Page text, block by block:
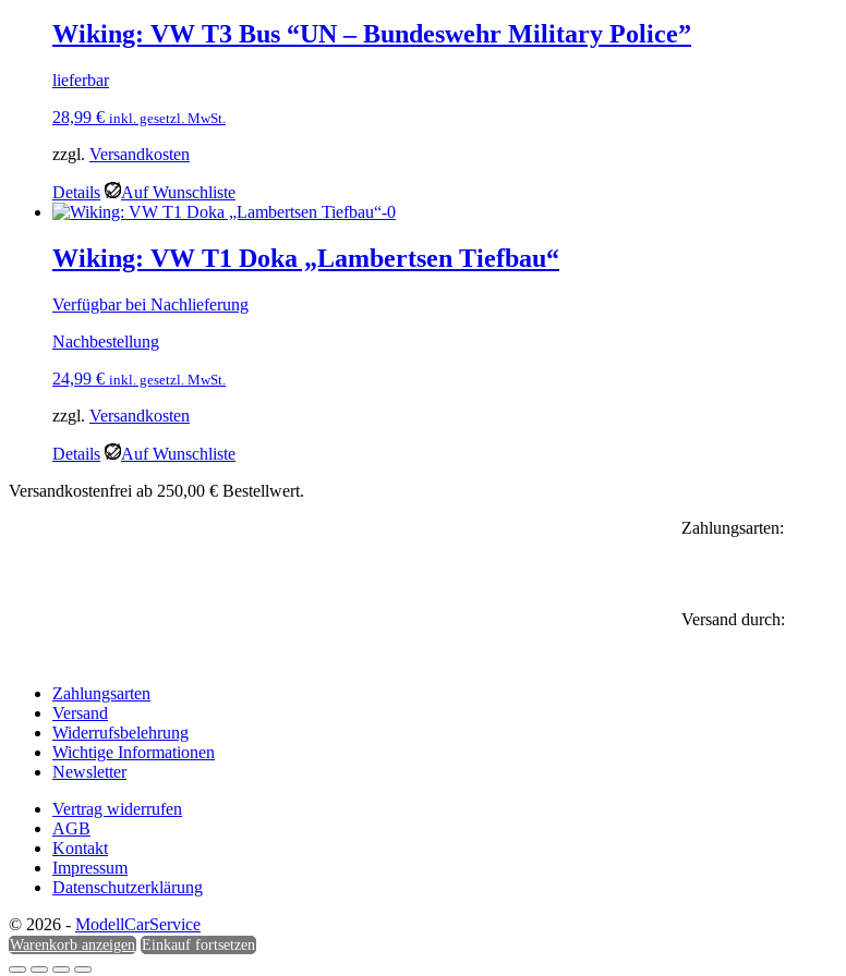
Wiking: VW T3 Bus “UN – Bundeswehr Military Police”
lieferbar
28,99 € inkl. gesetzl. MwSt.
zzgl. Versandkosten
Details Auf Wunschliste
Wiking: VW T1 Doka „Lambertsen Tiefbau“
Verfügbar bei Nachlieferung
Nachbestellung
24,99 € inkl. gesetzl. MwSt.
zzgl. Versandkosten
Details
Auf Wunschliste
Versandkostenfrei ab 250,00 € Bestellwert.
Zahlungsarten:
Versand durch:
Zahlungsarten
Versand
Widerrufsbelehrung
Wichtige Informationen
Newsletter
Vertrag widerrufen
AGB
Kontakt
Impressum
Datenschutzerklärung
© 2026 - ModellCarService
Warenkorb anzeigen Einkauf fortsetzen